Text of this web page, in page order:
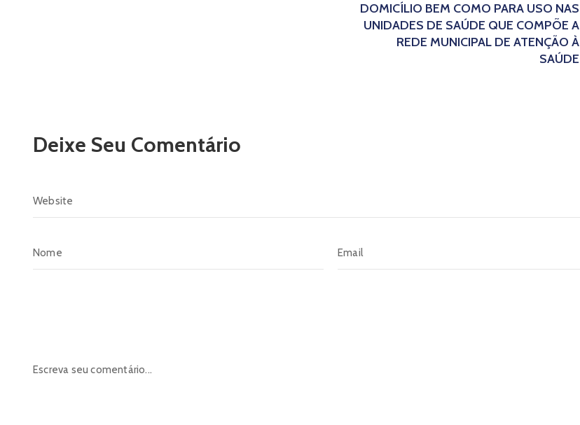
DOMICÍLIO BEM COMO PARA USO NAS
UNIDADES DE SAÚDE QUE COMPÕE A
REDE MUNICIPAL DE ATENÇÃO À
SAÚDE
Deixe Seu Comentário